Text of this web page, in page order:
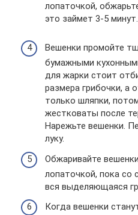
лопаточкой,
это займет 3-5 минут.
Вешенки промойте
бумажными
для жарки стоит
размера грибочки, а
только шляпки,
жестковаты после
Нарежьте вешенки.
луку.
Обжаривайте
лопаточкой, пока со
вся выделяющаяся
Когда вешенки